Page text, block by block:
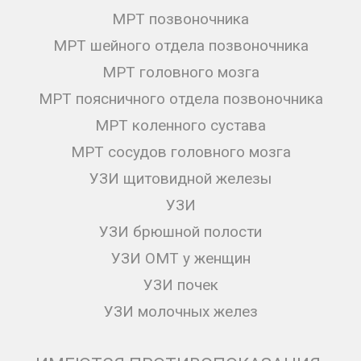
МРТ позвоночника
МРТ шейного отдела позвоночника
МРТ головного мозга
МРТ поясничного отдела позвоночника
МРТ коленного сустава
МРТ сосудов головного мозга
УЗИ щитовидной железы
УЗИ
УЗИ брюшной полости
УЗИ ОМТ у женщин
УЗИ почек
УЗИ молочных желез